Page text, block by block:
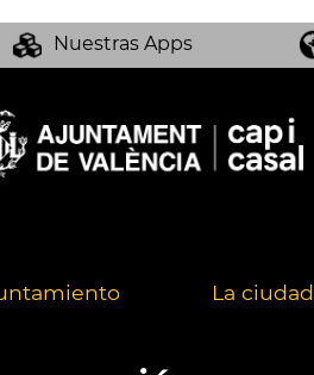
Nuestras Apps
La ciudad